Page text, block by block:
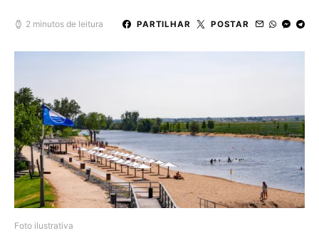
2 minutos de leitura PARTILHAR POSTAR
Foto ilustrativa